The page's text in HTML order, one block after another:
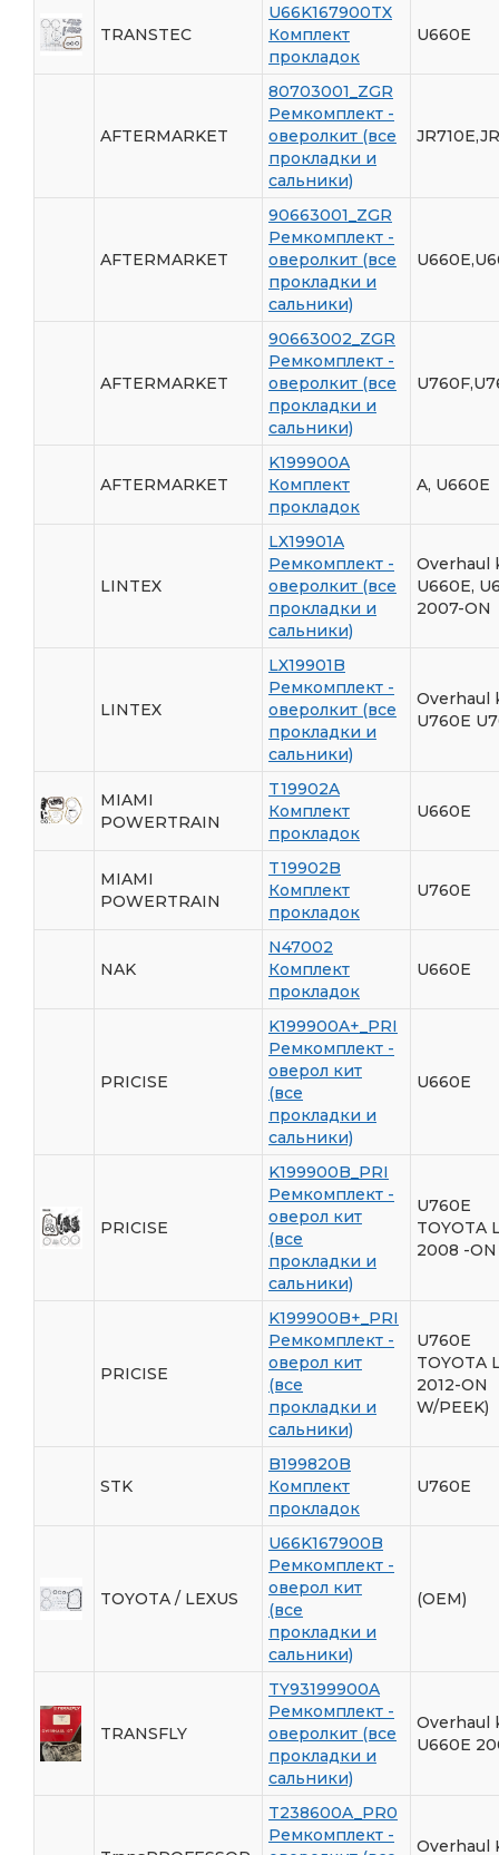
TRANSTEC
U66K167900TX
Комплект
прокладок
U660E
AFTERMARKET
80703001_ZGR
Ремкомплект -
оверолкит (все
прокладки и
сальники)
AFTERMARKET
90663001_ZGR
Ремкомплект -
оверолкит (все
прокладки и
сальники)
AFTERMARKET
90663002_ZGR
Ремкомплект -
оверолкит (все
прокладки и
сальники)
AFTERMARKET
K199900A
Комплект
прокладок
A, U660E
LINTEX
LX19901A
Ремкомплект -
оверолкит (все
прокладки и
сальники)
Overhaul
U660E,
2007-ON
LINTEX
LX19901B
Ремкомплект -
оверолкит (все
прокладки и
сальники)
Overhaul
U760E
MIAMI
POWERTRAIN
T19902A
Комплект
прокладок
U660E
MIAMI
POWERTRAIN
T19902B
Комплект
прокладок
U760E
NAK
N47002
Комплект
прокладок
U660E
PRICISE
K199900A+_PRI
Ремкомплект -
оверол кит
(все
прокладки и
сальники)
U660E
PRICISE
K199900B_PRI
Ремкомплект -
оверол кит
(все
прокладки и
сальники)
U760E
TOYOTA
2008 -ON
PRICISE
K199900B+_PRI
Ремкомплект -
оверол кит
(все
прокладки и
сальники)
U760E
TOYOTA
2012-ON
W/PEEK)
STK
B199820B
Комплект
прокладок
U760E
TOYOTA / LEXUS
U66K167900B
Ремкомплект -
оверол кит
(все
прокладки и
сальники)
(OEM)
TRANSFLY
TY93199900A
Ремкомплект -
оверолкит (все
прокладки и
сальники)
Overhaul
U660E
T238600A_PR0
Ремкомплект -
Overhaul